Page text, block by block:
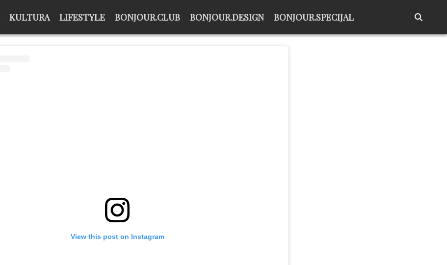
KULTURA LIFESTYLE BONJOUR.CLUB BONJOUR.DESIGN BONJOUR.SPECIJAL
View this post on Instagram